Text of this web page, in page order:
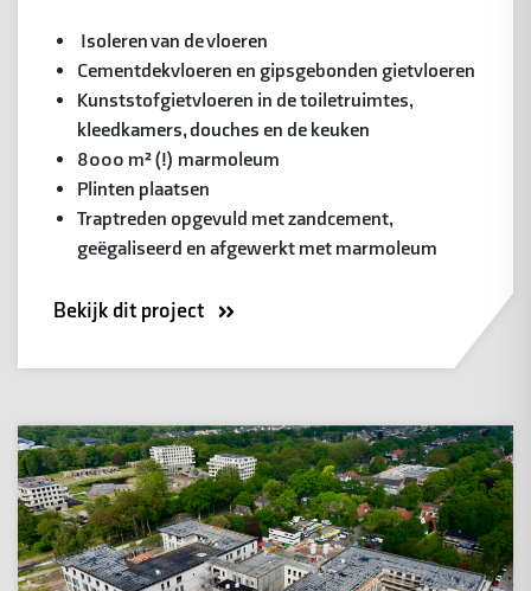
Isoleren van de vloeren
Cementdekvloeren en gipsgebonden gietvloeren
Kunststofgietvloeren in de toiletruimtes,
kleedkamers, douches en de keuken
8000 m² (!) marmoleum
Plinten plaatsen
Traptreden opgevuld met zandcement,
geëgaliseerd en afgewerkt met marmoleum
Bekijk dit project